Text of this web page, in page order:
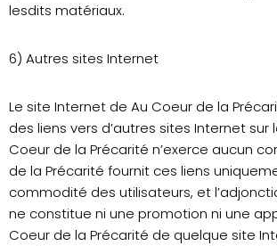
lesdits matériaux.
6) Autres sites Internet
Le site Internet de Au Coeur de la
des liens vers d’autres sites Internet sur
Coeur de la Précarité n’exerce aucun
de la Précarité fournit ces liens
commodité des utilisateurs, et
ne constitue ni une promotion ni une
Coeur de la Précarité de quelque site